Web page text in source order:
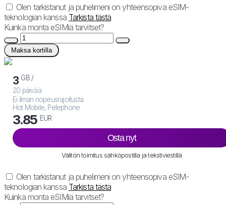
Olen tarkistanut ja puhelimeni on yhteensopiva eSIM-
teknologian kanssa Tarkista tästä
Kuinka monta eSIMiä tarvitset?
Maksa kortilla
3 GB /
20 päivää
Ei ilman nopeusrajoitusta
Hot Mobile, Pelephone
3.85 EUR
Osta nyt
Välitön toimitus sähköpostilla ja tekstiviestillä
Olen tarkistanut ja puhelimeni on yhteensopiva eSIM-
teknologian kanssa Tarkista tästä
Kuinka monta eSIMiä tarvitset?